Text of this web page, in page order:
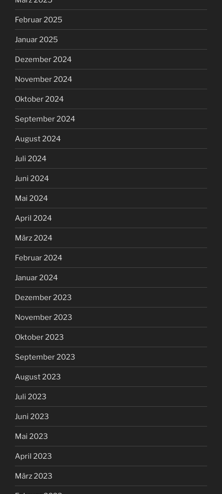
Februar 2025
Januar 2025
Dezember 2024
November 2024
Oktober 2024
September 2024
August 2024
Juli 2024
Juni 2024
Mai 2024
April 2024
März 2024
Februar 2024
Januar 2024
Dezember 2023
November 2023
Oktober 2023
September 2023
August 2023
Juli 2023
Juni 2023
Mai 2023
April 2023
März 2023